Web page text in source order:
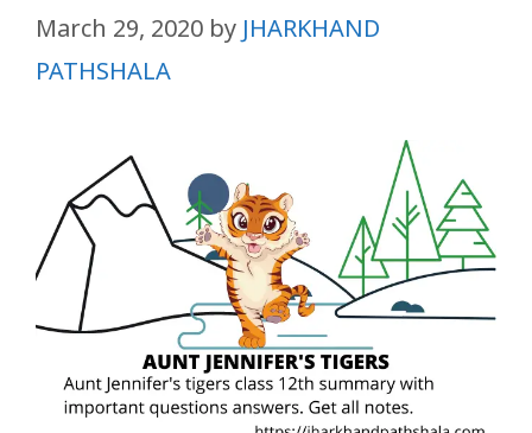
March 29, 2020 by JHARKHAND
PATHSHALA